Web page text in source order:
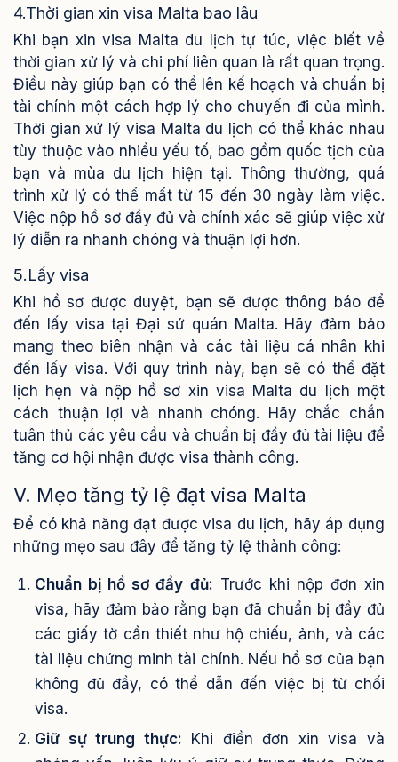
4.Thời gian xin visa Malta bao lâu
Khi bạn xin visa Malta du lịch tự túc, việc biết về
thời gian xử lý và chi phí liên quan là rất quan trọng.
Điều này giúp bạn có thể lên kế hoạch và chuẩn bị
tài chính một cách hợp lý cho chuyến đi của mình.
Thời gian xử lý visa Malta du lịch có thể khác nhau
tùy thuộc vào nhiều yếu tố, bao gồm quốc tịch của
bạn và mùa du lịch hiện tại. Thông thường, quá
trình xử lý có thể mất từ 15 đến 30 ngày làm việc.
Việc nộp hồ sơ đầy đủ và chính xác sẽ giúp việc xử
lý diễn ra nhanh chóng và thuận lợi hơn.
5.Lấy visa
Khi hồ sơ được duyệt, bạn sẽ được thông báo để
đến lấy visa tại Đại sứ quán Malta. Hãy đảm bảo
mang theo biên nhận và các tài liệu cá nhân khi
đến lấy visa. Với quy trình này, bạn sẽ có thể đặt
lịch hẹn và nộp hồ sơ xin visa Malta du lịch một
cách thuận lợi và nhanh chóng. Hãy chắc chắn
tuân thủ các yêu cầu và chuẩn bị đầy đủ tài liệu để
tăng cơ hội nhận được visa thành công.
V. Mẹo tăng tỷ lệ đạt visa Malta
Để có khả năng đạt được visa du lịch, hãy áp dụng
những mẹo sau đây để tăng tỷ lệ thành công:
Chuẩn bị hồ sơ đầy đủ: Trước khi nộp đơn xin
visa, hãy đảm bảo rằng bạn đã chuẩn bị đầy đủ
các giấy tờ cần thiết như hộ chiếu, ảnh, và các
tài liệu chứng minh tài chính. Nếu hồ sơ của bạn
không đủ đầy, có thể dẫn đến việc bị từ chối
visa.
Giữ sự trung thực: Khi điền đơn xin visa và